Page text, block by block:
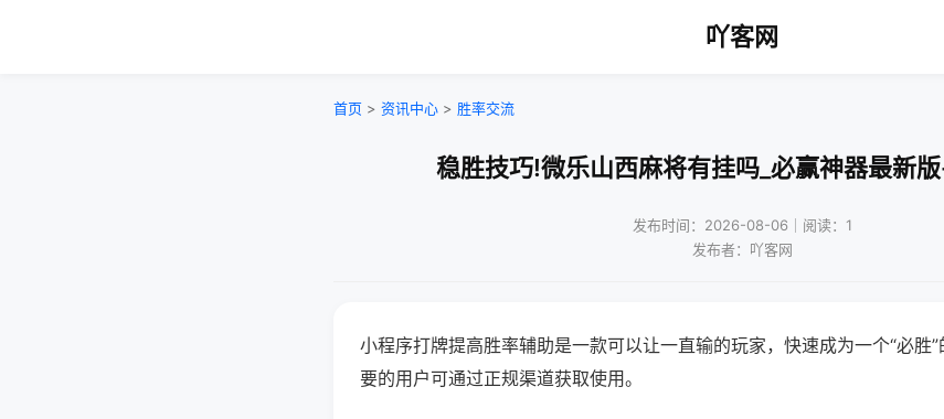
吖客网
首页 > 资讯中心 > 胜率交流
稳胜技巧!微乐山西麻将有挂吗_必赢神器最新
发布时间：2026-08-06｜阅读：1
发布者：吖客网
小程序打牌提高胜率辅助是一款可以让一直输的玩家，快速成为一个“必胜
要的用户可通过正规渠道获取使用。